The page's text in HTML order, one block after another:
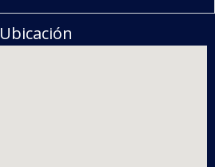
Ubicación